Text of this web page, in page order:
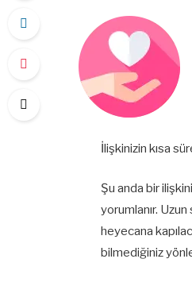
İlişkinizin kısa
Şu anda bir
yorumlanır.
heyecana
bilmediğiniz